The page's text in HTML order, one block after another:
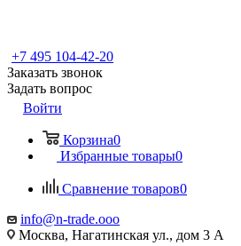
+7 495 104-42-20
Заказать звонок
Задать вопрос
Войти
Корзина0
Избранные товары0
Сравнение товаров0
info@n-trade.ooo
Москва, Нагатинская ул., дом 3 А